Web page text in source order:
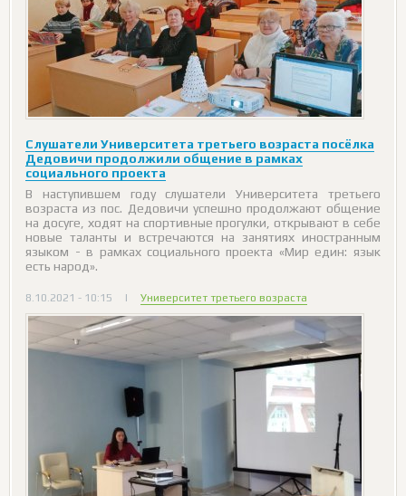
Слушатели Университета третьего возраста посёлка
Дедовичи продолжили общение в рамках
социального проекта
В наступившем году слушатели Университета третьего
возраста из пос. Дедовичи успешно продолжают общение
на досуге, ходят на спортивные прогулки, открывают в себе
новые таланты и встречаются на занятиях иностранным
языком - в рамках социального проекта «Мир един: язык
есть народ».
8.10.2021 - 10:15 | Университет третьего возраста